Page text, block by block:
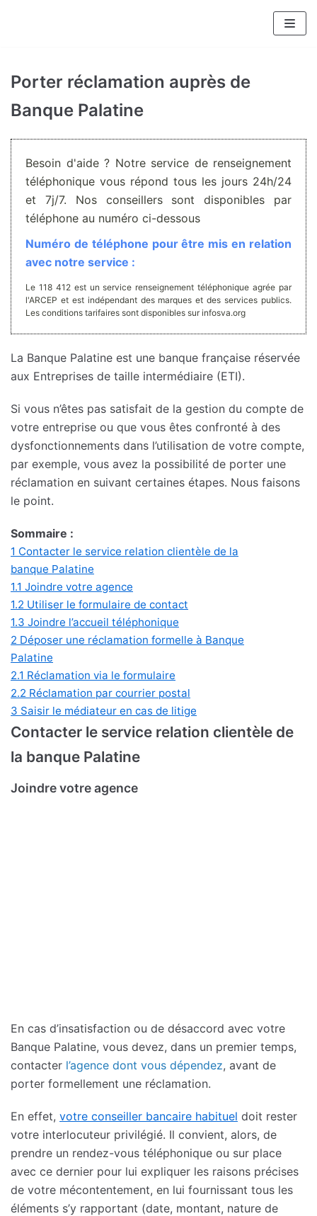
contenu
Porter réclamation auprès de
Banque Palatine
Besoin d'aide ? Notre service de renseignement
téléphonique vous répond tous les jours 24h/24
et 7j/7. Nos conseillers sont disponibles par
téléphone au numéro ci-dessous
Numéro de téléphone pour être mis en relation
avec notre service :
Le 118 412 est un service renseignement téléphonique agrée par
l'ARCEP et est indépendant des marques et des services publics.
Les conditions tarifaires sont disponibles sur infosva.org
La Banque Palatine est une banque française réservée
aux Entreprises de taille intermédiaire (ETI).
Si vous n’êtes pas satisfait de la gestion du compte de
votre entreprise ou que vous êtes confronté à des
dysfonctionnements dans l’utilisation de votre compte,
par exemple, vous avez la possibilité de porter une
réclamation en suivant certaines étapes. Nous faisons
le point.
Sommaire :
1 Contacter le service relation clientèle de la
banque Palatine
1.1 Joindre votre agence
1.2 Utiliser le formulaire de contact
1.3 Joindre l’accueil téléphonique
2 Déposer une réclamation formelle à Banque
Palatine
2.1 Réclamation via le formulaire
2.2 Réclamation par courrier postal
3 Saisir le médiateur en cas de litige
Contacter le service relation clientèle de
la banque Palatine
Joindre votre agence
En cas d’insatisfaction ou de désaccord avec votre
Banque Palatine, vous devez, dans un premier temps,
contacter l’agence dont vous dépendez, avant de
porter formellement une réclamation.
En effet, votre conseiller bancaire habituel doit rester
votre interlocuteur privilégié. Il convient, alors, de
prendre un rendez-vous téléphonique ou sur place
avec ce dernier pour lui expliquer les raisons précises
de votre mécontentement, en lui fournissant tous les
éléments s’y rapportant (date, montant, nature de